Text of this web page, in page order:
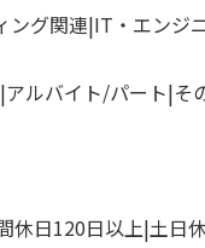
ング関連 IT・エンジ
アルバイト/パート そ
休日120日以上 土日